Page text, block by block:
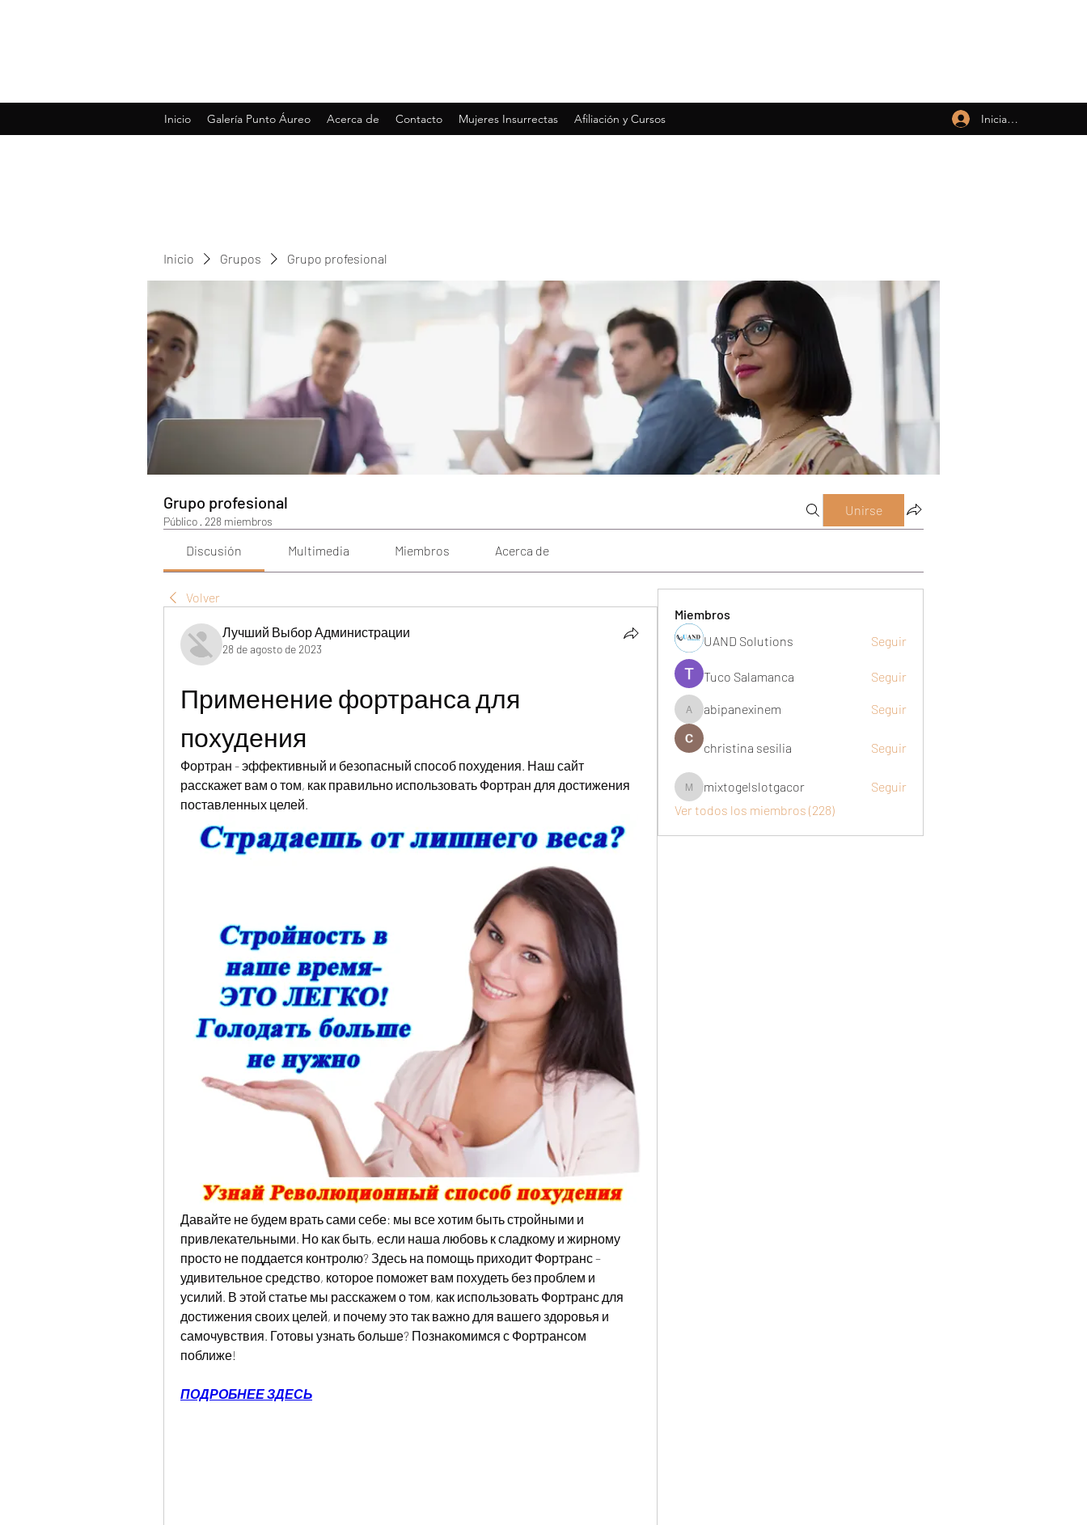
Inicio Galería Punto Áureo Acerca de Contacto Mujeres Insurrectas Afiliación y Cursos Iniciar sesión
Inicio Grupos Grupo profesional
Grupo profesional
Público · 228 miembros
Unirse
Discusión Multimedia Miembros Acerca de
Volver
Лучший Выбор Администрации
28 de agosto de 2023
Применение фортранса для
похудения
Фортран - эффективный и безопасный способ похудения. Наш сайт
расскажет вам о том, как правильно использовать Фортран для достижения
поставленных целей.
Давайте не будем врать сами себе: мы все хотим быть стройными и
привлекательными. Но как быть, если наша любовь к сладкому и жирному
просто не поддается контролю? Здесь на помощь приходит Фортранс –
удивительное средство, которое поможет вам похудеть без проблем и
усилий. В этой статье мы расскажем о том, как использовать Фортранс для
достижения своих целей, и почему это так важно для вашего здоровья и
самочувствия. Готовы узнать больше? Познакомимся с Фортрансом
поближе!
ПОДРОБНЕЕ ЗДЕСЬ
Miembros
UAND Solutions
Seguir
Tuco Salamanca Seguir
abipanexinem
abipanexinem Seguir
christina sesilia Seguir
mixtogelslotgacor
mixtogelslotgacor
Seguir
Ver todos los miembros (228)